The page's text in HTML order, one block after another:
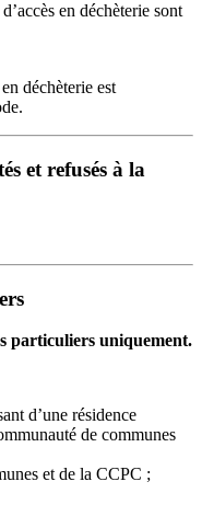
en déchèterie sont
déchèterie est
et refusés à la
particuliers uniquement.
d’une résidence
de communes
et de la CCPC ;